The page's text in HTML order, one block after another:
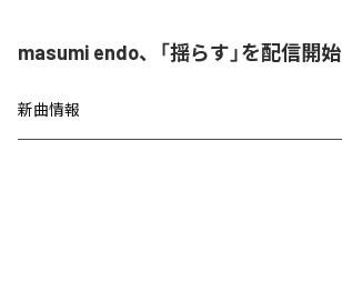
masumi endo、「揺らす」を配信開始
新曲情報